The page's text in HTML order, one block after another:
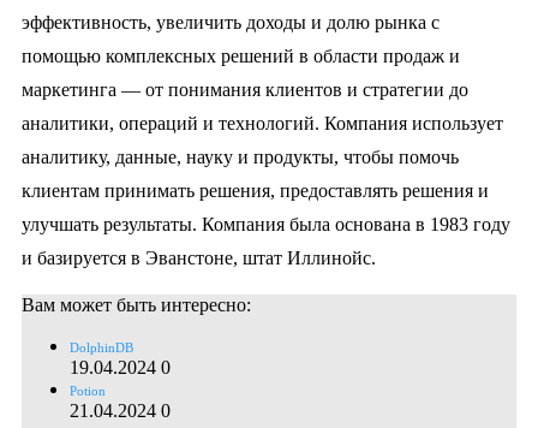
эффективность, увеличить доходы и долю рынка с
помощью комплексных решений в области продаж и
маркетинга — от понимания клиентов и стратегии до
аналитики, операций и технологий. Компания использует
аналитику, данные, науку и продукты, чтобы помочь
клиентам принимать решения, предоставлять решения и
улучшать результаты. Компания была основана в 1983 году
и базируется в Эванстоне, штат Иллинойс.
Вам может быть интересно:
DolphinDB
19.04.2024 0
Potion
21.04.2024 0